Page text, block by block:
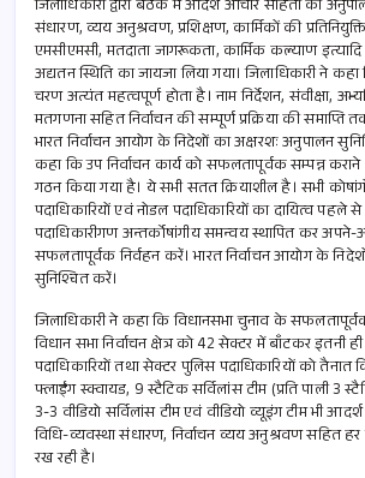
जिलाधिकारी द्वारा बैठक में आदर्श आचार संहिता का
संधारण, व्यय अनुश्रवण, प्रशिक्षण, कार्मिकों की
एमसीएमसी, मतदाता जागरूकता, कार्मिक कल्याण
अद्यतन स्थिति का जायजा लिया गया। जिलाधिकारी ने
चरण अत्यंत महत्वपूर्ण होता है। नाम निर्देशन, संवीक्षा,
मतगणना सहित निर्वाचन की सम्पूर्ण प्रक्रिया की समाप्ति
भारत निर्वाचन आयोग के निदेशों का अक्षरशः अनुपालन
कहा कि उप निर्वाचन कार्य को सफलतापूर्वक सम्पन्न
गठन किया गया है। ये सभी सतत क्रियाशील है। सभी
पदाधिकारियों एवं नोडल पदाधिकारियों का दायित्व पहले
पदाधिकारीगण अन्तर्कोषांगीय समन्वय स्थापित कर अपने-
सफलतापूर्वक निर्वहन करें। भारत निर्वाचन आयोग के
सुनिश्चित करें।
जिलाधिकारी ने कहा कि विधानसभा चुनाव के
विधान सभा निर्वाचन क्षेत्र को 42 सेक्टर में बाँटकर इतनी
पदाधिकारियों तथा सेक्टर पुलिस पदाधिकारियों को तैनात
फ्लाईंग स्क्वायड, 9 स्टैटिक सर्विलांस टीम (प्रति पाली 3
3-3 वीडियो सर्विलांस टीम एवं वीडियो व्यूइंग टीम भी
विधि-व्यवस्था संधारण, निर्वाचन व्यय अनुश्रवण सहित
रख रही है।